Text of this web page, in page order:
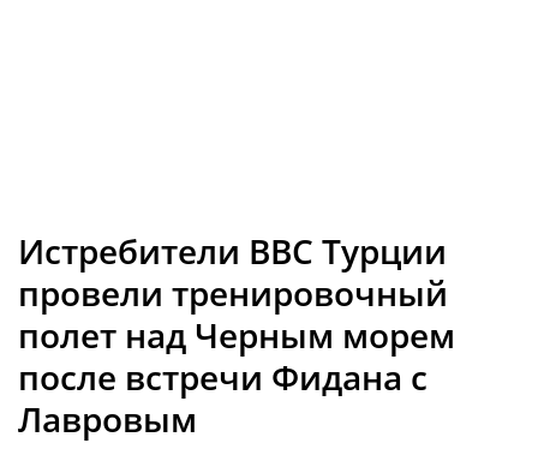
Истребители ВВС Турции
провели тренировочный
полет над Черным морем
после встречи Фидана с
Лавровым